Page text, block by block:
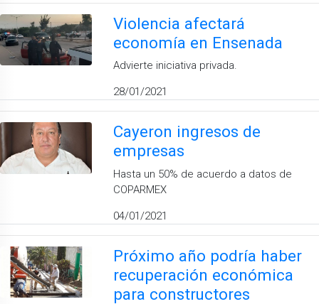
Violencia afectará
economía en Ensenada
Advierte iniciativa privada.
28/01/2021
Cayeron ingresos de
empresas
Hasta un 50% de acuerdo a datos de
COPARMEX
04/01/2021
Próximo año podría haber
recuperación económica
para constructores